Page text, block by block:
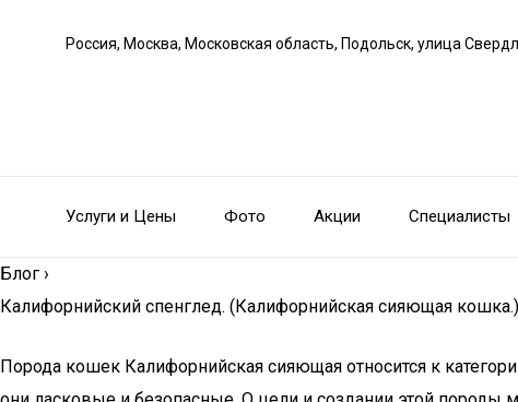
Россия, Москва, Московская область, Подольск, улица
Услуги и Цены Фото Акции Специалисты
Блог ›
Калифорнийский спенглед. (Калифорнийская сияющая кошка.)
Порода кошек Калифорнийская сияющая относится к